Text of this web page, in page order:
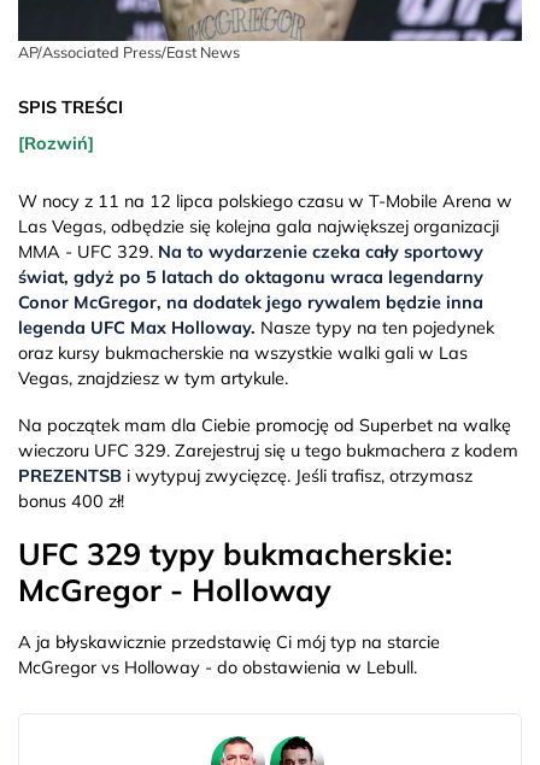
AP/Associated Press/East News
SPIS TREŚCI
[Rozwiń]
W nocy z 11 na 12 lipca polskiego czasu w T-Mobile Arena w
Las Vegas, odbędzie się kolejna gala największej organizacji
MMA - UFC 329. Na to wydarzenie czeka cały sportowy
świat, gdyż po 5 latach do oktagonu wraca legendarny
Conor McGregor, na dodatek jego rywalem będzie inna
legenda UFC Max Holloway. Nasze typy na ten pojedynek
oraz kursy bukmacherskie na wszystkie walki gali w Las
Vegas, znajdziesz w tym artykule.
Na początek mam dla Ciebie promocję od Superbet na walkę
wieczoru UFC 329. Zarejestruj się u tego bukmachera z kodem
PREZENTSB i wytypuj zwycięzcę. Jeśli trafisz, otrzymasz
bonus 400 zł!
UFC 329 typy bukmacherskie:
McGregor - Holloway
A ja błyskawicznie przedstawię Ci mój typ na starcie
McGregor vs Holloway - do obstawienia w Lebull.